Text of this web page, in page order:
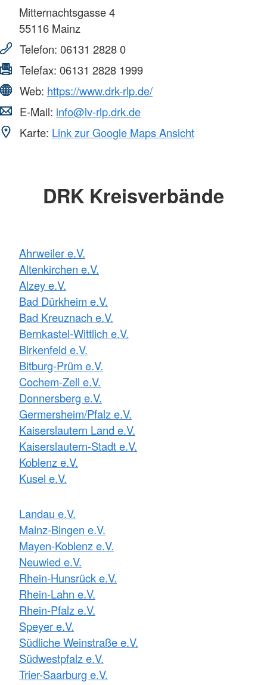
Mitternachtsgasse 4
55116 Mainz
Telefon: 06131 2828 0
Telefax: 06131 2828 1999
Web: https://www.drk-rlp.de/
E-Mail: info@lv-rlp.drk.de
Karte: Link zur Google Maps Ansicht
DRK Kreisverbände
Ahrweiler e.V.
Altenkirchen e.V.
Alzey e.V.
Bad Dürkheim e.V.
Bad Kreuznach e.V.
Bernkastel-Wittlich e.V.
Birkenfeld e.V.
Bitburg-Prüm e.V.
Cochem-Zell e.V.
Donnersberg e.V.
Germersheim/Pfalz e.V.
Kaiserslautern Land e.V.
Kaiserslautern-Stadt e.V.
Koblenz e.V.
Kusel e.V.
Landau e.V.
Mainz-Bingen e.V.
Mayen-Koblenz e.V.
Neuwied e.V.
Rhein-Hunsrück e.V.
Rhein-Lahn e.V.
Rhein-Pfalz e.V.
Speyer e.V.
Südliche Weinstraße e.V.
Südwestpfalz e.V.
Trier-Saarburg e.V.